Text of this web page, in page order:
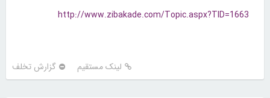
http://www.zibakade.com/Topic.aspx?TID=1663
لینک مستقیم گزارش تخلف